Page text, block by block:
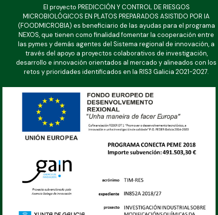
El proyecto PREDICCIÓN Y CONTROL DE RIESGOS
MICROBIOLÓGICOS EN PLATOS PREPARADOS ASISTIDO POR IA
(FOODMICROBIA) es beneficiario de las ayudas para el programa
NEXOS, que tienen como finalidad fomentar la cooperación entre
las pymes y demás agentes del Sistema regional de innovación, a
través del apoyo a proyectos colaborativos de investigación,
desarrollo e innovación orientados al mercado y alineados con los
retos y prioridades identificados en la RIS3 Galicia 2021-2027.